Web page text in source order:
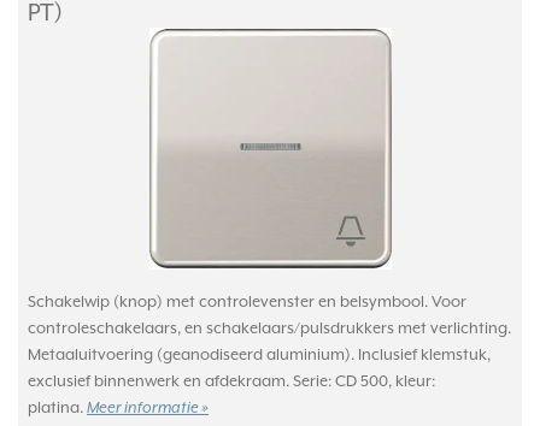
PT)
Schakelwip (knop) met controlevenster en belsymbool. Voor
controleschakelaars, en schakelaars/pulsdrukkers met verlichting.
Metaaluitvoering (geanodiseerd aluminium). Inclusief klemstuk,
exclusief binnenwerk en afdekraam. Serie: CD 500, kleur:
platina. Meer informatie »